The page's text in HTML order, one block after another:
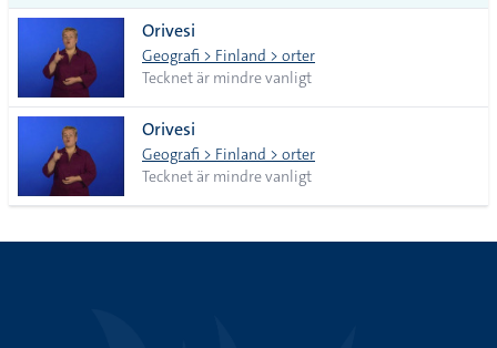
alla i
lista
Orivesi
Geografi > Finland > orter
Tecknet är mindre vanligt
Orivesi
Geografi > Finland > orter
Tecknet är mindre vanligt